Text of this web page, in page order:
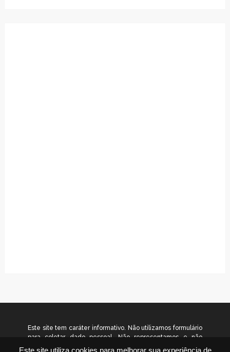
Este site tem caráter informativo. Não utilizamos formulário
para coletar dado pessoal. Não representamos e não
temos relação com nenhuma empresa ou programa citado